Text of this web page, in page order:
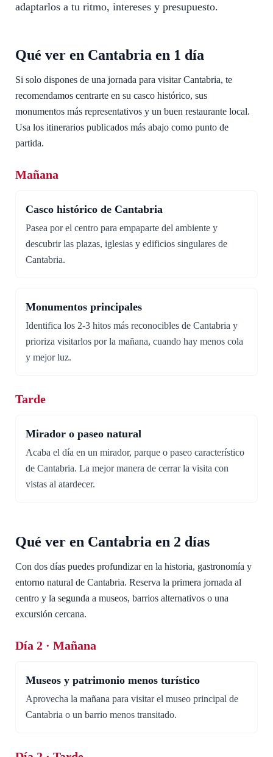
adaptarlos a tu ritmo, intereses y presupuesto.
Qué ver en Cantabria en 1 día
Si solo dispones de una jornada para visitar Cantabria, te
recomendamos centrarte en su casco histórico, sus
monumentos más representativos y un buen restaurante local.
Usa los itinerarios publicados más abajo como punto de
partida.
Mañana
Casco histórico de Cantabria
Pasea por el centro para empaparte del ambiente y
descubrir las plazas, iglesias y edificios singulares de
Cantabria.
Monumentos principales
Identifica los 2-3 hitos más reconocibles de Cantabria y
prioriza visitarlos por la mañana, cuando hay menos cola
y mejor luz.
Tarde
Mirador o paseo natural
Acaba el día en un mirador, parque o paseo característico
de Cantabria. La mejor manera de cerrar la visita con
vistas al atardecer.
Qué ver en Cantabria en 2 días
Con dos días puedes profundizar en la historia, gastronomía y
entorno natural de Cantabria. Reserva la primera jornada al
centro y la segunda a museos, barrios alternativos o una
excursión cercana.
Día 2 · Mañana
Museos y patrimonio menos turístico
Aprovecha la mañana para visitar el museo principal de
Cantabria o un barrio menos transitado.